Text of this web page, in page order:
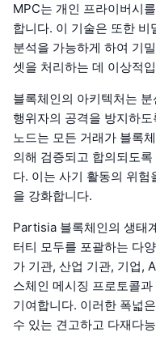
MPC는 개인 프라이버시
합니다. 이 기술은 또한 비
분석을 가능하게 하여 기
셋을 처리하는 데 이상적
블록체인의 아키텍처는
행위자의 공격을 방지하
노드는 모든 거래가 블록
의해 검증되고 합의되도
다. 이는 사기 활동의 위
을 강화합니다.
Partisia 블록체인의 생태
터티 모두를 포괄하는 다
가 기관, 산업 기관, 기업,
스체인 메시징 프로토콜
기여합니다. 이러한 폭넓
수 있는 견고하고 다재다